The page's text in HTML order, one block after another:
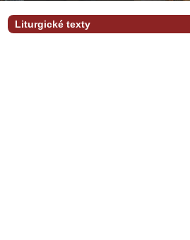
Liturgické texty